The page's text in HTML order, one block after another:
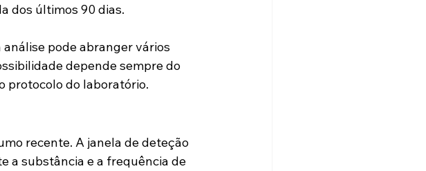
dos últimos 90 dias.
pode abranger vários
depende sempre do
protocolo do laboratório.
recente. A janela de deteção
a substância e a frequência de